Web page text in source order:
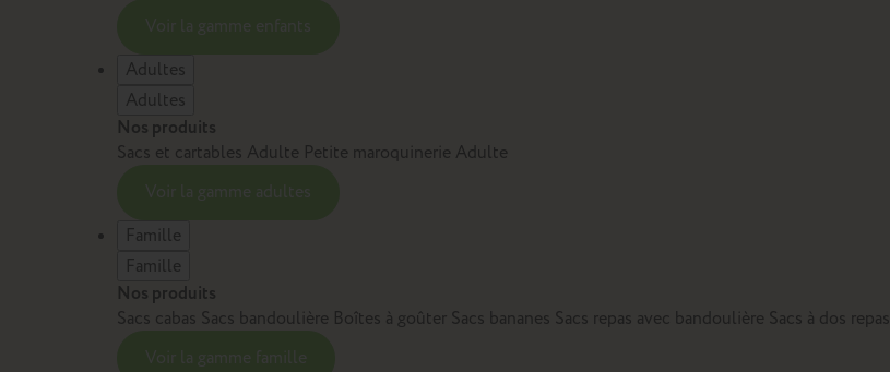
Adultes
Adultes
Nos produits
Sacs et cartables Adulte Petite maroquinerie Adulte
Famille
Famille
Nos produits
Sacs cabas Sacs bandoulière Boîtes à goûter Sacs bananes Sacs repas avec bandoulière Sacs à dos repas